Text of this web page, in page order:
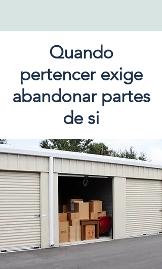
Quando
pertencer exige
abandonar partes
de si